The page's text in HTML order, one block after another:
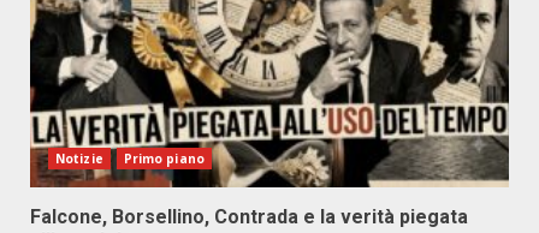
Notizie Primo piano
Falcone, Borsellino, Contrada e la verità piegata